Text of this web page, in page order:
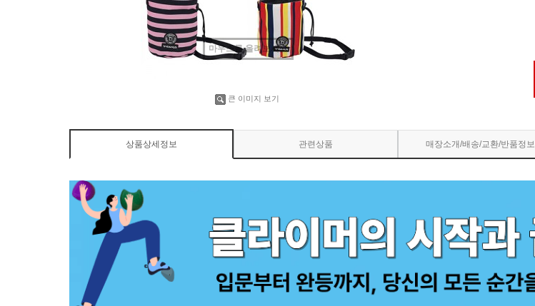
마우스를 올려보세요
큰 이미지 보기
상품상세정보 관련상품 매장소개/배송/교환/반품정보